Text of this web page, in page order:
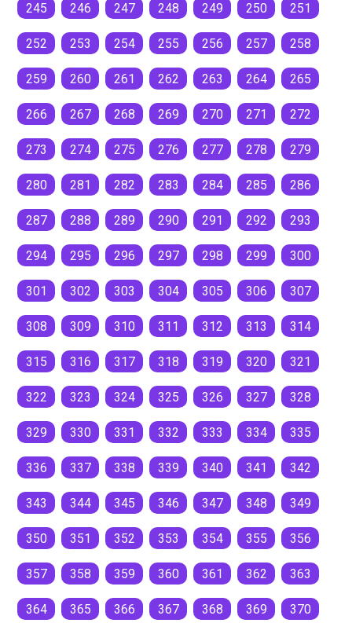
245 246 247 248 249 250 251
252 253 254 255 256 257 258
259 260 261 262 263 264 265
266 267 268 269 270 271 272
273 274 275 276 277 278 279
280 281 282 283 284 285 286
287 288 289 290 291 292 293
294 295 296 297 298 299 300
301 302 303 304 305 306 307
308 309 310 311 312 313 314
315 316 317 318 319 320 321
322 323 324 325 326 327 328
329 330 331 332 333 334 335
336 337 338 339 340 341 342
343 344 345 346 347 348 349
350 351 352 353 354 355 356
357 358 359 360 361 362 363
364 365 366 367 368 369 370